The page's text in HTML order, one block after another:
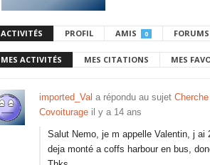
ACTIVITÉS PROFIL AMIS 0 FORUMS
MES ACTIVITÉS MES CITATIONS MES
imported_Val a répondu au sujet
Covoiturage il y a 14 ans
Salut Nemo, je m appelle Valentin, j
deja monté a coffs harbour en bus,